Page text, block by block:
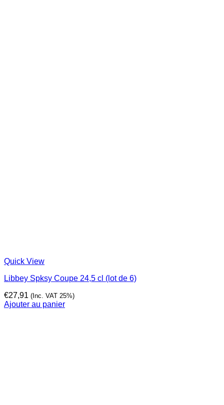
Quick View
Libbey Spksy Coupe 24,5 cl (lot de 6)
€27,91 (Inc. VAT 25%)
Ajouter au panier